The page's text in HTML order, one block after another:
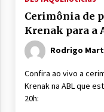
Cerimônia de
Krenak para a
Rodrigo
Confira ao vivo a
Krenak na ABL que
20h: